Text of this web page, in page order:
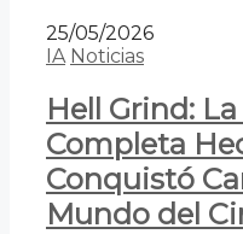
25/05/2026
IA Noticias
Hell Grind:
Completa
Conquistó
Mundo del